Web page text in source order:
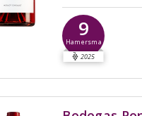
9
Hamersma
2025